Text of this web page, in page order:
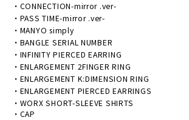
・ CONNECTION-mirror .ver-
・ PASS TIME-mirror .ver-
・ MANYO simply
・ BANGLE SERIAL NUMBER
・ INFINITY PIERCED EARRING
・ ENLARGEMENT 2FINGER RING
・ ENLARGEMENT K:DIMENSION RING
・ ENLARGEMENT PIERCED EARRINGS
・ WORX SHORT-SLEEVE SHIRTS
・CAP